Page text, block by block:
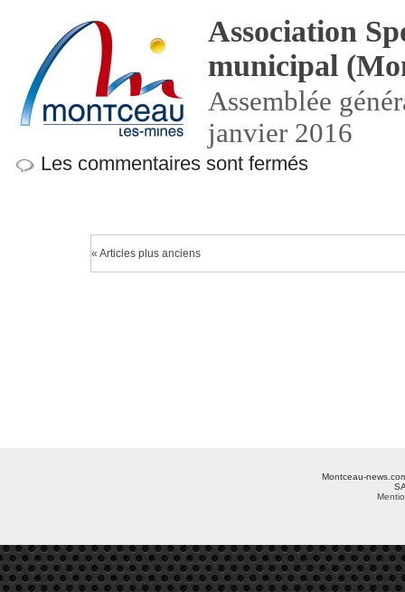
Association
municipal
Assemblée
janvier 2016
Les commentaires sont fermés
« Articles plus anciens
Montceau-